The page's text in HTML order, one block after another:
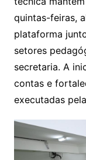
quintas-feiras,
plataforma
setores
secretaria. A
contas e
executadas